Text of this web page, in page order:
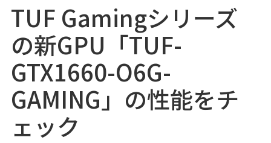
TUF Gamingシリーズ
の新GPU「TUF-
GTX1660-O6G-
GAMING」の性能をチ
ェック